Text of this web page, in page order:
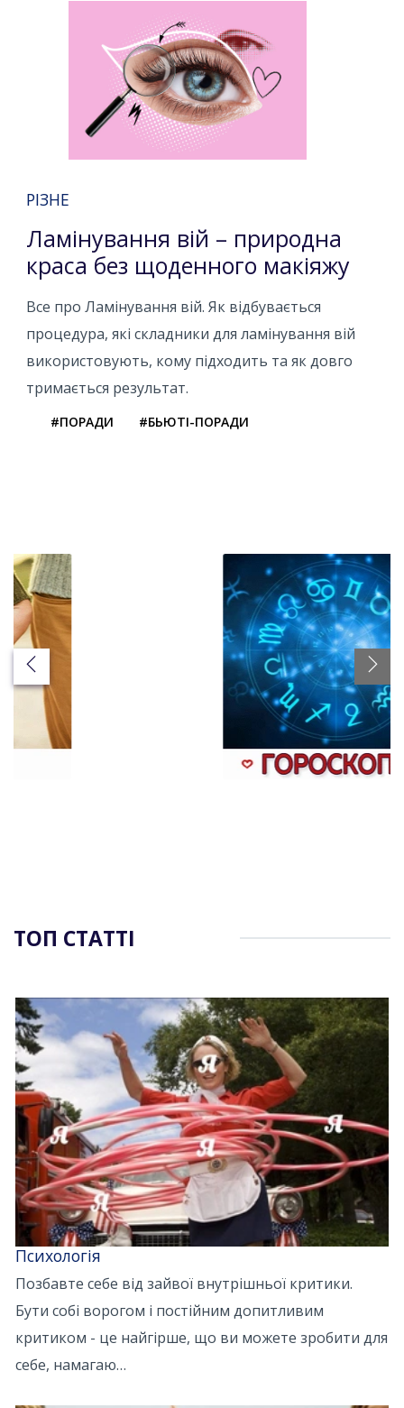
РІЗНЕ
Ламінування вій – природна
краса без щоденного макіяжу
Все про Ламінування вій. Як відбувається
процедура, які складники для ламінування вій
використовують, кому підходить та як довго
тримається результат.
#ПОРАДИ #БЬЮТІ-ПОРАДИ
ТОП СТАТТІ
Психологія
Позбавте себе від зайвої внутрішньої критики.
Бути собі ворогом і постійним допитливим
критиком - це найгірше, що ви можете зробити для
себе, намагаю…